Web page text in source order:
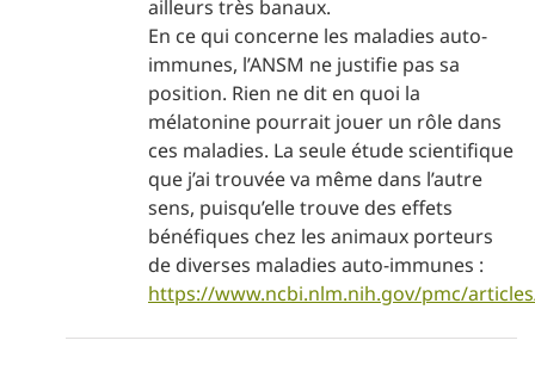
ailleurs très banaux.
En ce qui concerne les maladies auto-
immunes, l’ANSM ne justifie pas sa
position. Rien ne dit en quoi la
mélatonine pourrait jouer un rôle dans
ces maladies. La seule étude scientifique
que j’ai trouvée va même dans l’autre
sens, puisqu’elle trouve des effets
bénéfiques chez les animaux porteurs
de diverses maladies auto-immunes :
https://www.ncbi.nlm.nih.gov/pmc/